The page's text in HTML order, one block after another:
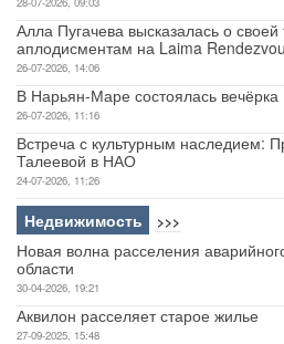
Алла Пугачева высказалась о своей
аплодисментам на Laima
26-07-2026, 14:06
В Нарьян-Маре состоялась
26-07-2026, 11:16
Встреча с культурным наследием:
Талеевой в НАО
24-07-2026, 11:26
Недвижимость >>>
Новая волна расселения
области
30-04-2026, 19:21
Аквилон расселяет старое жилье
27-09-2025, 15:48